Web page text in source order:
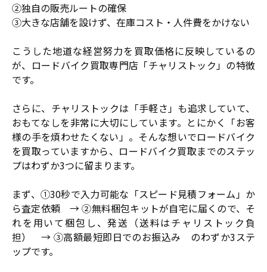
②独自の販売ルートの確保
③大きな店舗を設けず、在庫コスト・人件費をかけない
こうした地道な経営努力を買取価格に反映しているの
が、ロードバイク買取専門店「チャリストック」の特徴
です。
さらに、チャリストックは「手軽さ」も追求していて、
おもてなしを非常に大切にしています。とにかく「お客
様の手を煩わせたくない」。そんな想いでロードバイク
を買取っていますから、ロードバイク買取までのステッ
プはわずか3つに留まります。
まず、①30秒で入力可能な「スピード見積フォーム」か
ら査定依頼 → ②無料梱包キットが自宅に届くので、そ
れを用いて梱包し、発送（送料はチャリストック負
担） → ③高額最短即日でのお振込み のわずか3ステ
ップです。